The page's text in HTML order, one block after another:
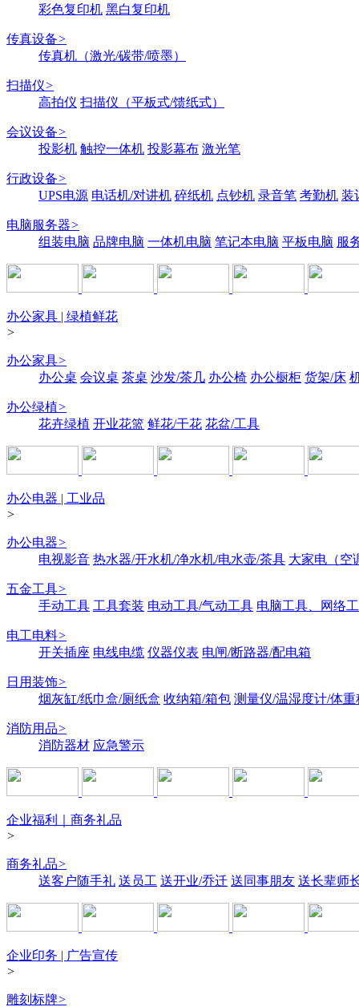
彩色复印机 黑白复印机
传真设备>
传真机（激光/碳带/喷墨）
扫描仪>
高拍仪 扫描仪（平板式/馈纸式）
会议设备>
投影机 触控一体机 投影幕布 激光笔
行政设备>
UPS电源 电话机/对讲机 碎纸机 点钞机 录音笔 考勤机 装
电脑服务器>
组装电脑 品牌电脑 一体机电脑 笔记本电脑 平板电脑 服
办公家具 | 绿植鲜花
>
办公家具>
办公桌 会议桌 茶桌 沙发/茶几 办公椅 办公橱柜 货架/床
办公绿植>
花卉绿植 开业花篮 鲜花/干花 花盆/工具
办公电器 | 工业品
>
办公电器>
电视影音 热水器/开水机/净水机/电水壶/茶具 大家电（空
五金工具>
手动工具 工具套装 电动工具/气动工具 电脑工具、网络
电工电料>
开关插座 电线电缆 仪器仪表 电闸/断路器/配电箱
日用装饰>
烟灰缸/纸巾盒/厕纸盒 收纳箱/箱包 测量仪/温湿度计/体重
消防用品>
消防器材 应急警示
企业福利｜商务礼品
>
商务礼品>
送客户随手礼 送员工 送开业/乔迁 送同事朋友 送长辈师
企业印务 | 广告宣传
>
雕刻标牌>